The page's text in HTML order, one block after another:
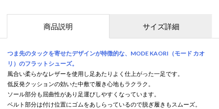
商品説明 サイズ詳細
つま先のタックを寄せたデザインが特徴的な、MODE KAORI（モード カオ
リ）のフラットシューズ。
風合い柔らかなレザーを使用し足あたりよく仕上がった一足です。
低反発クッションの効いた中敷で履き心地もラクラク。
ソール部分も屈曲性があり足運びしやすくなっています。
ベルト部分は付け位置にゴムをあしらっているので脱ぎ履きもスムーズ。